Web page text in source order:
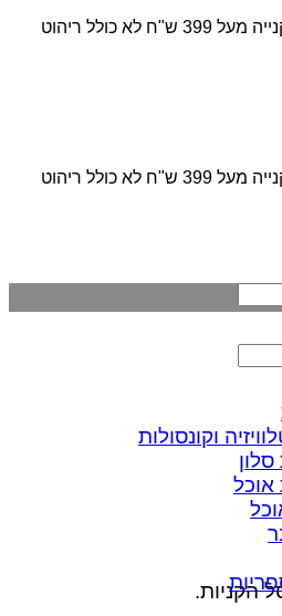
לא כולל ריהוט
לא כולל ריהוט
הקניות.
וקונסולות
אוכל